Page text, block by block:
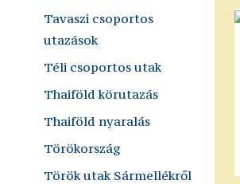
Tavaszi csoportos
utazások
Téli csoportos utak
Thaiföld körutazás
Thaiföld nyaralás
Törökország
Török utak Sármellékről